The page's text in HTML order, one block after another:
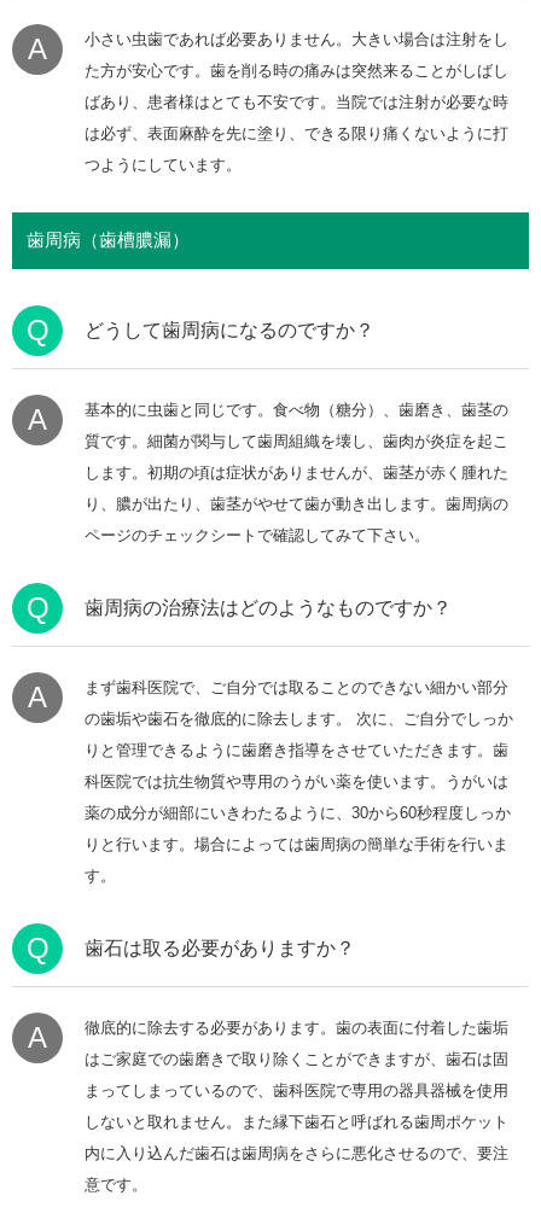
A
小さい虫歯であれば必要ありません。大きい場合は注射をし
た方が安心です。歯を削る時の痛みは突然来ることがしばし
ばあり、患者様はとても不安です。当院では注射が必要な時
は必ず、表面麻酔を先に塗り、できる限り痛くないように打
つようにしています。
歯周病（歯槽膿漏）
Q どうして歯周病になるのですか？
A
基本的に虫歯と同じです。食べ物（糖分）、歯磨き、歯茎の
質です。細菌が関与して歯周組織を壊し、歯肉が炎症を起こ
します。初期の頃は症状がありませんが、歯茎が赤く腫れた
り、膿が出たり、歯茎がやせて歯が動き出します。歯周病の
ページのチェックシートで確認してみて下さい。
Q 歯周病の治療法はどのようなものですか？
A
まず歯科医院で、ご自分では取ることのできない細かい部分
の歯垢や歯石を徹底的に除去します。 次に、ご自分でしっか
りと管理できるように歯磨き指導をさせていただきます。歯
科医院では抗生物質や専用のうがい薬を使います。うがいは
薬の成分が細部にいきわたるように、30から60秒程度しっか
りと行います。場合によっては歯周病の簡単な手術を行いま
す。
Q 歯石は取る必要がありますか？
A
徹底的に除去する必要があります。歯の表面に付着した歯垢
はご家庭での歯磨きで取り除くことができますが、歯石は固
まってしまっているので、歯科医院で専用の器具器械を使用
しないと取れません。また縁下歯石と呼ばれる歯周ポケット
内に入り込んだ歯石は歯周病をさらに悪化させるので、要注
意です。